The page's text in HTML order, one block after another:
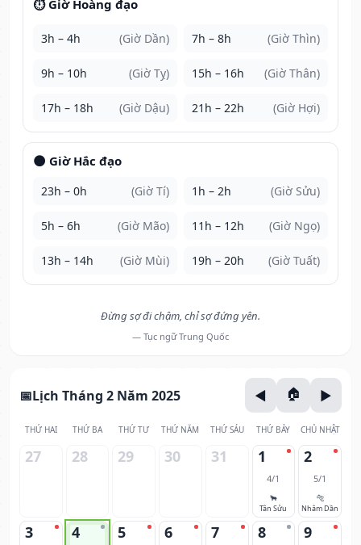
⏱️ Giờ Hoàng đạo
3h – 4h (Giờ Dần) 7h – 8h (Giờ Thìn)
9h – 10h (Giờ Tỵ) 15h – 16h (Giờ Thân)
17h – 18h (Giờ Dậu) 21h – 22h (Giờ Hợi)
🌑 Giờ Hắc đạo
23h – 0h (Giờ Tí) 1h – 2h (Giờ Sửu)
5h – 6h (Giờ Mão) 11h – 12h (Giờ Ngọ)
13h – 14h (Giờ Mùi) 19h – 20h (Giờ Tuất)
Đừng sợ đi chậm, chỉ sợ đứng yên.
— Tục ngữ Trung Quốc
Lịch Tháng 2 Năm 2025
THỨ HAI THỨ BA THỨ TƯ THỨ NĂM THỨ SÁU THỨ BẢY CHỦ NHẬT
27 28 29 30 31 1
4/1
🐂
Tân Sửu
2
5/1
🐅
Nhâm Dần
3 4 5 6 7 8 9